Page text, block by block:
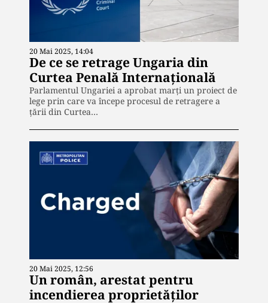
20 Mai 2025, 14:04
De ce se retrage Ungaria din
Curtea Penală Internațională
Parlamentul Ungariei a aprobat marți un proiect de
lege prin care va începe procesul de retragere a
țării din Curtea…
20 Mai 2025, 12:56
Un român, arestat pentru
incendierea proprietăților